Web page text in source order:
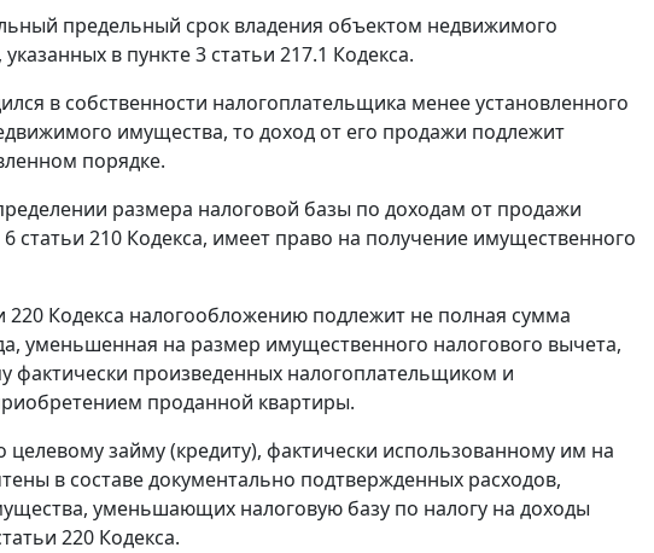
предельный срок владения объектом недвижимого
в пункте 3 статьи 217.1 Кодекса.
в собственности налогоплательщика менее установленного
имущества, то доход от его продажи подлежит
порядке.
размера налоговой базы по доходам от продажи
статьи 210 Кодекса, имеет право на получение имущественного
220 Кодекса налогообложению подлежит не полная сумма
уменьшенная на размер имущественного налогового вычета,
произведенных налогоплательщиком и
проданной квартиры.
займу (кредиту), фактически использованному им на
в составе документально подтвержденных расходов,
уменьшающих налоговую базу по налогу на доходы
220 Кодекса.